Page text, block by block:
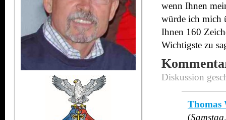
wenn Ihnen
würde ich mich
Ihnen 160
Wichtigste zu
Diskussion
Thomas
(